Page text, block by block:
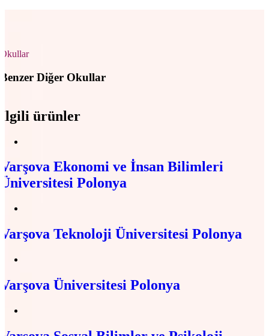
Okullar
Benzer Diğer Okullar
İlgili ürünler
Varşova Ekonomi ve İnsan Bilimleri
Üniversitesi Polonya
Varşova Teknoloji Üniversitesi Polonya
Varşova Üniversitesi Polonya